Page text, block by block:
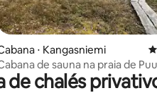
média de 5, 6
⋅ Kangasniemi
de sauna na praia de
chalés